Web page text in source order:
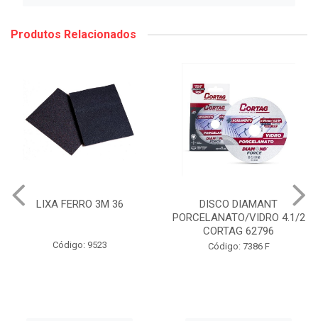
Produtos Relacionados
LIXA FERRO 3M 36
Código: 9523
DISCO DIAMANT
PORCELANATO/VIDRO 4.1/2
CORTAG 62796
Código: 7386 F